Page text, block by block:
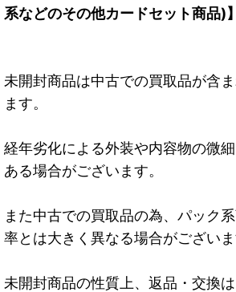
系などのその他カードセット商品)】
未開封商品は中古での買取品が含
ます。
経年劣化による外装や内容物の微
ある場合がございます。
また中古での買取品の為、パック
率とは大きく異なる場合がございま
未開封商品の性質上、返品・交換